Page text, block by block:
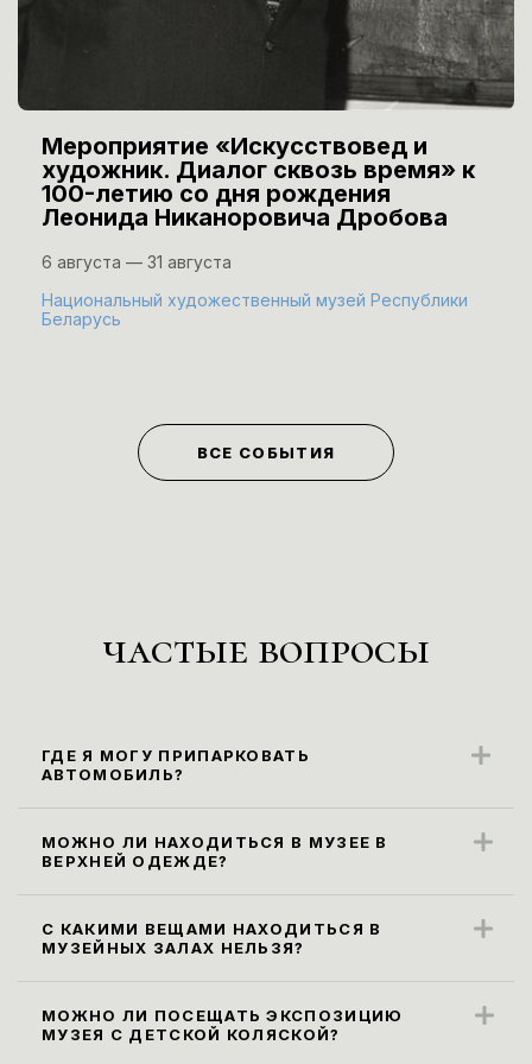
Мероприятие «Искусствовед и
художник. Диалог сквозь время» к
100-летию со дня рождения
Леонида Никаноровича Дробова
6 августа — 31 августа
Национальный художественный музей Республики
Беларусь
ВСЕ СОБЫТИЯ
частые вопросы
ГДЕ Я МОГУ ПРИПАРКОВАТЬ
АВТОМОБИЛЬ?
находятся вдоль ул. Карла Маркса
(парковка платная).
МОЖНО ЛИ НАХОДИТЬСЯ В МУЗЕЕ В
ВЕРХНЕЙ ОДЕЖДЕ?
предусматривают посещение экспозиции
в верхней одежде. Ее необходимо
С КАКИМИ ВЕЩАМИ НАХОДИТЬСЯ В
МУЗЕЙНЫХ ЗАЛАХ НЕЛЬЗЯ?
размером более 30х40х20 см, а также
зонты необходимо сдать в гардероб или
МОЖНО ЛИ ПОСЕЩАТЬ ЭКСПОЗИЦИЮ
МУЗЕЯ С ДЕТСКОЙ КОЛЯСКОЙ?